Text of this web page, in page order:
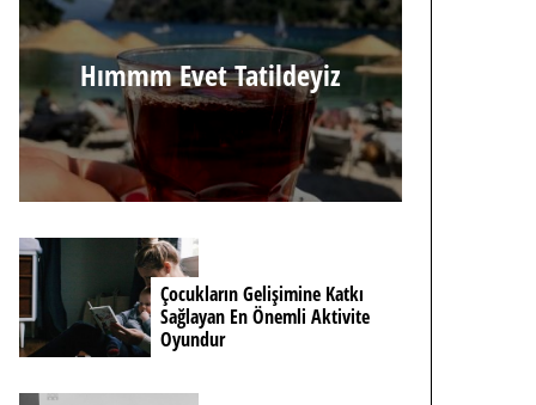
Hımmm Evet Tatildeyiz
Çocukların Gelişimine Katkı
Sağlayan En Önemli Aktivite
Oyundur